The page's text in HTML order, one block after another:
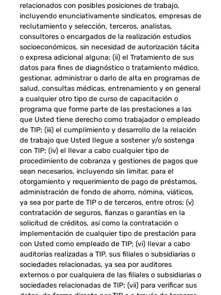
relacionados con posibles posiciones de trabajo,
incluyendo enunciativamente sindicatos, empresas de
reclutamiento y selección, terceros, analistas,
consultores o encargados de la realización estudios
socioeconómicos, sin necesidad de autorización tácita
o expresa adicional alguna; (ii) el Tratamiento de sus
datos para fines de diagnóstico o tratamiento médico,
gestionar, administrar o darlo de alta en programas de
salud, consultas médicas, entrenamiento y en general
a cualquier otro tipo de curso de capacitación o
programa que forme parte de las prestaciones a las
que Usted tiene derecho como trabajador o empleado
de TIP; (iii) el cumplimiento y desarrollo de la relación
de trabajo que Usted llegue a sostener y/o sostenga
con TIP; (iv) el llevar a cabo cualquier tipo de
procedimiento de cobranza y gestiones de pagos que
sean necesarios, incluyendo sin limitar, para el
otorgamiento y requerimiento de pago de préstamos,
administración de fondo de ahorro, nómina, viáticos,
ya sea por parte de TIP o de terceros, entre otros; (v)
contratación de seguros, fianzas o garantías en la
solicitud de créditos, así como la contratación o
implementación de cualquier tipo de prestación para
con Usted como empleado de TIP; (vi) llevar a cabo
auditorías realizadas a TIP, sus filiales o subsidiarias o
sociedades relacionadas, ya sea por auditores
externos o por cualquiera de las filiales o subsidiarias o
sociedades relacionadas de TIP; (vii) para verificar sus